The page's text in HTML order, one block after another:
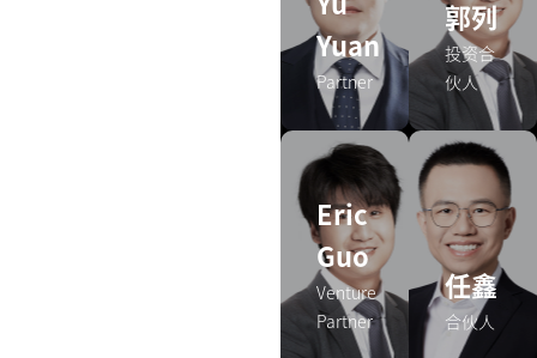
Yuan
Partner
郭列
投资合
伙人
Eric
Guo
Venture
Partner
任鑫
合伙人